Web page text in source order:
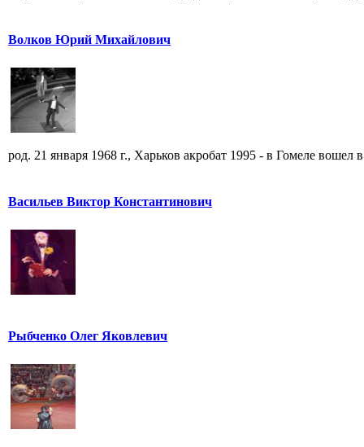
Волков Юрий Михайлович
род. 21 января 1968 г., Харьков акробат 1995 - в Гомеле вошел
Васильев Виктор Константинович
Рыбченко Олег Яковлевич